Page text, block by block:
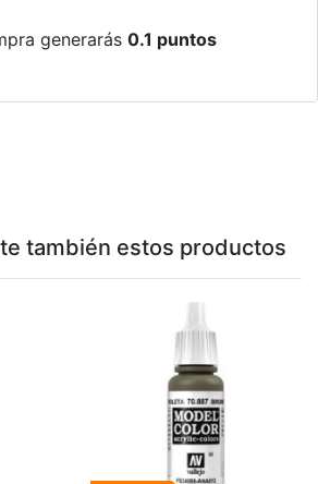
generarás 0.1 puntos
también estos productos